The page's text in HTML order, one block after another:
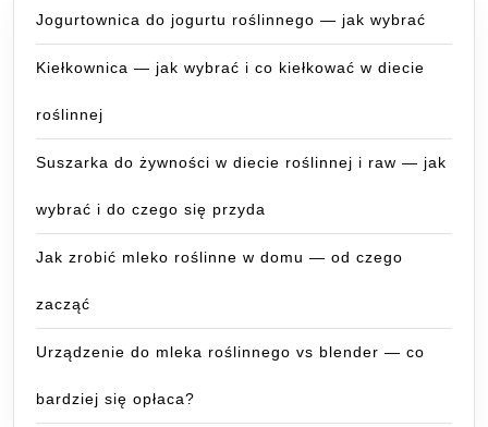
Jogurtownica do jogurtu roślinnego — jak wybrać
Kiełkownica — jak wybrać i co kiełkować w diecie
roślinnej
Suszarka do żywności w diecie roślinnej i raw — jak
wybrać i do czego się przyda
Jak zrobić mleko roślinne w domu — od czego
zacząć
Urządzenie do mleka roślinnego vs blender — co
bardziej się opłaca?